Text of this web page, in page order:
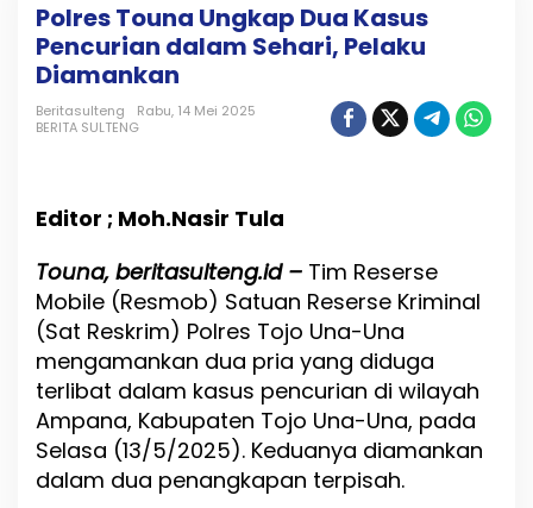
l
r
U
g
a
p
D
u
a
K
a
s
u
Polres Touna Ungkap Dua Kasus
Pencurian dalam Sehari, Pelaku
Diamankan
Beritasulteng
Rabu, 14 Mei 2025
BERITA SULTENG
Editor ; Moh.Nasir Tula
Touna, beritasulteng.id – Tim Reserse
Mobile (Resmob) Satuan Reserse Kriminal
(Sat Reskrim) Polres Tojo Una-Una
mengamankan dua pria yang diduga
terlibat dalam kasus pencurian di wilayah
Ampana, Kabupaten Tojo Una-Una, pada
Selasa (13/5/2025). Keduanya diamankan
dalam dua penangkapan terpisah.